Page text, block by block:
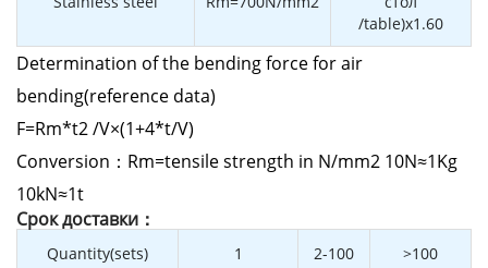
/table)x1.60
Determination of the bending force for air
bending(reference data)
F=Rm*t2 /V×(1+4*t/V)
Conversion：Rm=tensile strength in N/mm2 10N≈1Kg
10kN≈1t
Cрок доставки：
Quantity(sets) 1 2-100 >100